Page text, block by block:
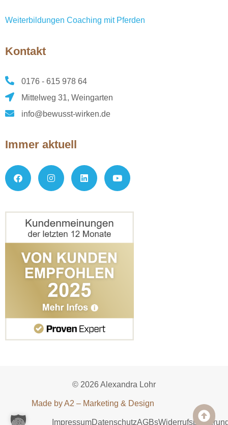
Weiterbildungen Coaching mit Pferden
Kontakt
0176 - 615 978 64
Mittelweg 31, Weingarten
info@bewusst-wirken.de
Immer aktuell
© 2026 Alexandra Lohr
Made by A2 – Marketing & Design
ImpressumDatenschutzAGBs